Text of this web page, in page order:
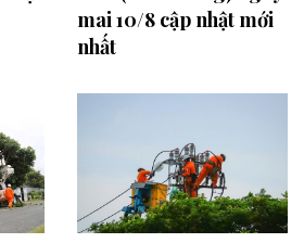
mai 10/8 cập nhật mới
nhất